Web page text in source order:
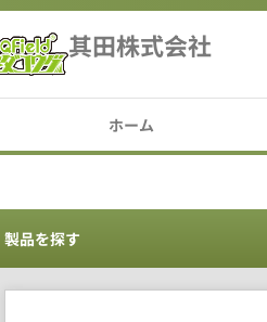
其田株式会社
ホーム
製品を探す